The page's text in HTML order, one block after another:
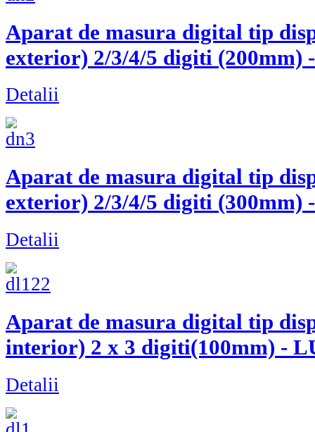
Aparat de masura digital tip
exterior) 2/3/4/5 digiti (200mm)
Detalii
Aparat de masura digital tip
exterior) 2/3/4/5 digiti (300mm)
Detalii
Aparat de masura digital tip
interior) 2 x 3 digiti(100mm) -
Detalii